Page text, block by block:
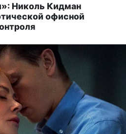
Николь Кидман
офисной